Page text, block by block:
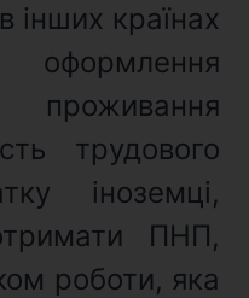
інших країнах
оформлення
трудового
іноземці,
ПНП,
роботи, яка